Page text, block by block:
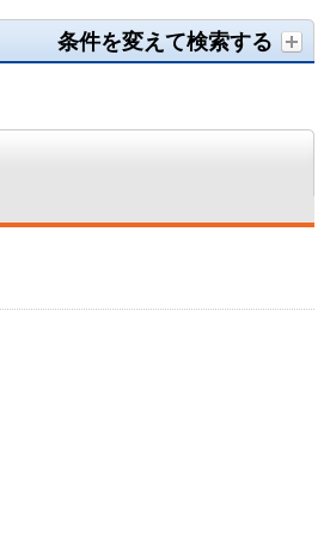
条件を変えて検索する